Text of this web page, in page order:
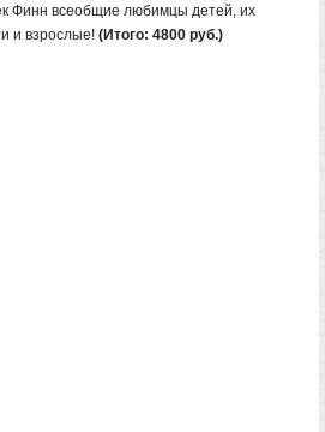
Финн всеобщие любимцы детей, их
и взрослые! (Итого: 4800 руб.)